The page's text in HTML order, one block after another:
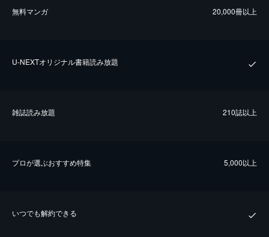
無料マンガ 20,000冊以上
U-NEXTオリジナル書籍読み放題
雑誌読み放題 210誌以上
プロが選ぶおすすめ特集 5,000以上
いつでも解約できる